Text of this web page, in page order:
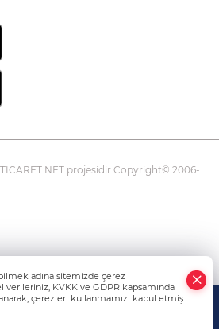
projesidir Copyright© 2006-
adına sitemizde çerez
verileriniz, KVKK ve GDPR kapsamında
çerezleri kullanmamızı kabul etmiş